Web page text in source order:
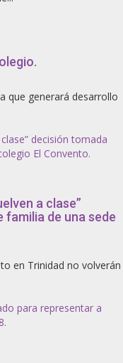
que generará desarrollo
decisión tomada
El Convento.
a clase”
de una sede
en Trinidad no volverán
para representar a